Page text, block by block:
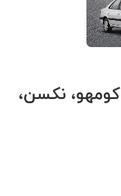
نکسن،